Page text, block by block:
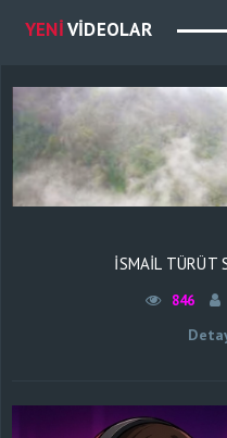
YENIVIDEOLAR
İSMAIL TÜRÜT
846